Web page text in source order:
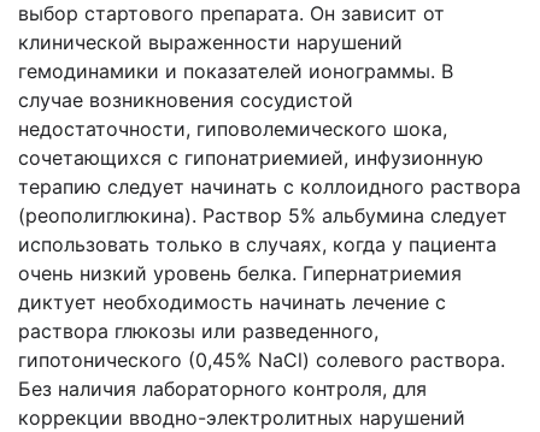
выбор стартового препарата. Он зависит от
клинической выраженности нарушений
гемодинамики и показателей ионограммы. В
случае возникновения сосудистой
недостаточности, гиповолемического шока,
сочетающихся с гипонатриемией, инфузионную
терапию следует начинать с коллоидного раствора
(реополиглюкина). Раствор 5% альбумина следует
использовать только в случаях, когда у пациента
очень низкий уровень белка. Гипернатриемия
диктует необходимость начинать лечение с
раствора глюкозы или разведенного,
гипотонического (0,45% NaCl) солевого раствора.
Без наличия лабораторного контроля, для
коррекции вводно-электролитных нарушений